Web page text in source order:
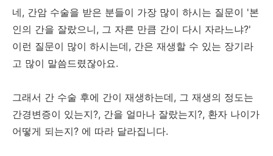
네, 간암 수술을 받은 분들이 가장 많이 하시는 질문이 '본
인의 간을 잘랐으니, 그 자른 만큼 간이 다시 자라느냐?'
이런 질문이 많이 하시는데, 간은 재생할 수 있는 장기라
고 많이 말씀드렸잖아요.
그래서 간 수술 후에 간이 재생하는데, 그 재생의 정도는
간경변증이 있는지?, 간을 얼마나 잘랐는지?, 환자 나이가
어떻게 되는지? 에 따라 달라집니다.